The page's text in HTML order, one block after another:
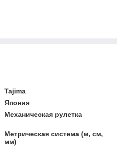
Tajima
Япония
Механическая рулетка
Метрическая система (м, см,
мм)